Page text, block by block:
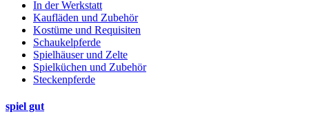
In der Werkstatt
Kaufläden und Zubehör
Kostüme und Requisiten
Schaukelpferde
Spielhäuser und Zelte
Spielküchen und Zubehör
Steckenpferde
spiel gut